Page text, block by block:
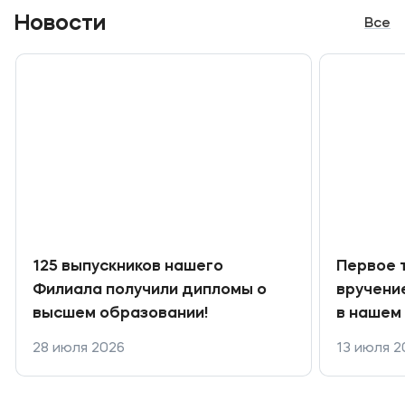
Контакты
+7 (4852) 25-25-51
+7-968-593-08-28 - сотовый
Полезное
Новости Все
125 выпускников нашего
Филиала получили дипломы о
высшем образовании!
28 июля 2026
Первое
в нашем
13 июля